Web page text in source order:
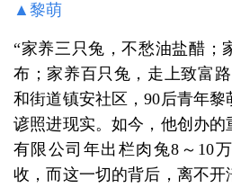
▲黎萌
“家养三只兔，不愁油盐醋；
布；家养百只兔，走上致富
和街道镇安社区，90后青年
谚照进现实。如今，他创办
有限公司年出栏肉兔8～10
收，而这一切的背后，离不